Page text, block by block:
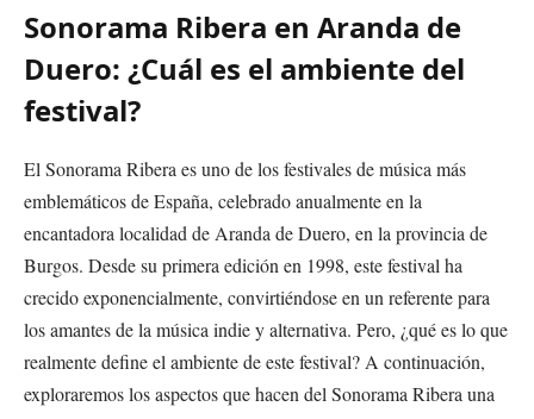
Sonorama Ribera en Aranda de
Duero: ¿Cuál es el ambiente del
festival?
El Sonorama Ribera es uno de los festivales de música más
emblemáticos de España, celebrado anualmente en la
encantadora localidad de Aranda de Duero, en la provincia de
Burgos. Desde su primera edición en 1998, este festival ha
crecido exponencialmente, convirtiéndose en un referente para
los amantes de la música indie y alternativa. Pero, ¿qué es lo que
realmente define el ambiente de este festival? A continuación,
exploraremos los aspectos que hacen del Sonorama Ribera una